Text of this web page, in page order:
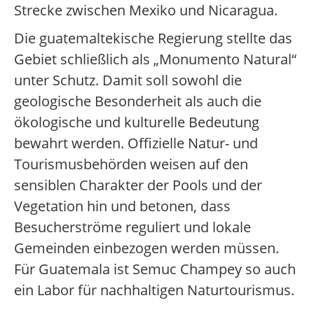
Strecke zwischen Mexiko und Nicaragua.
Die guatemaltekische Regierung stellte das
Gebiet schließlich als „Monumento Natural“
unter Schutz. Damit soll sowohl die
geologische Besonderheit als auch die
ökologische und kulturelle Bedeutung
bewahrt werden. Offizielle Natur- und
Tourismusbehörden weisen auf den
sensiblen Charakter der Pools und der
Vegetation hin und betonen, dass
Besucherströme reguliert und lokale
Gemeinden einbezogen werden müssen.
Für Guatemala ist Semuc Champey so auch
ein Labor für nachhaltigen Naturtourismus.